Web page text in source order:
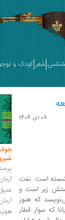
شعر کودک و
08 دی 1404
است. نفت
زبر است و
که هنوز
که سوار قطار